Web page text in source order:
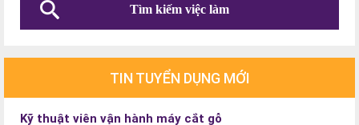
TIN TUYỂN DỤNG MỚI
Kỹ thuật viên vận hành máy cắt gỗ